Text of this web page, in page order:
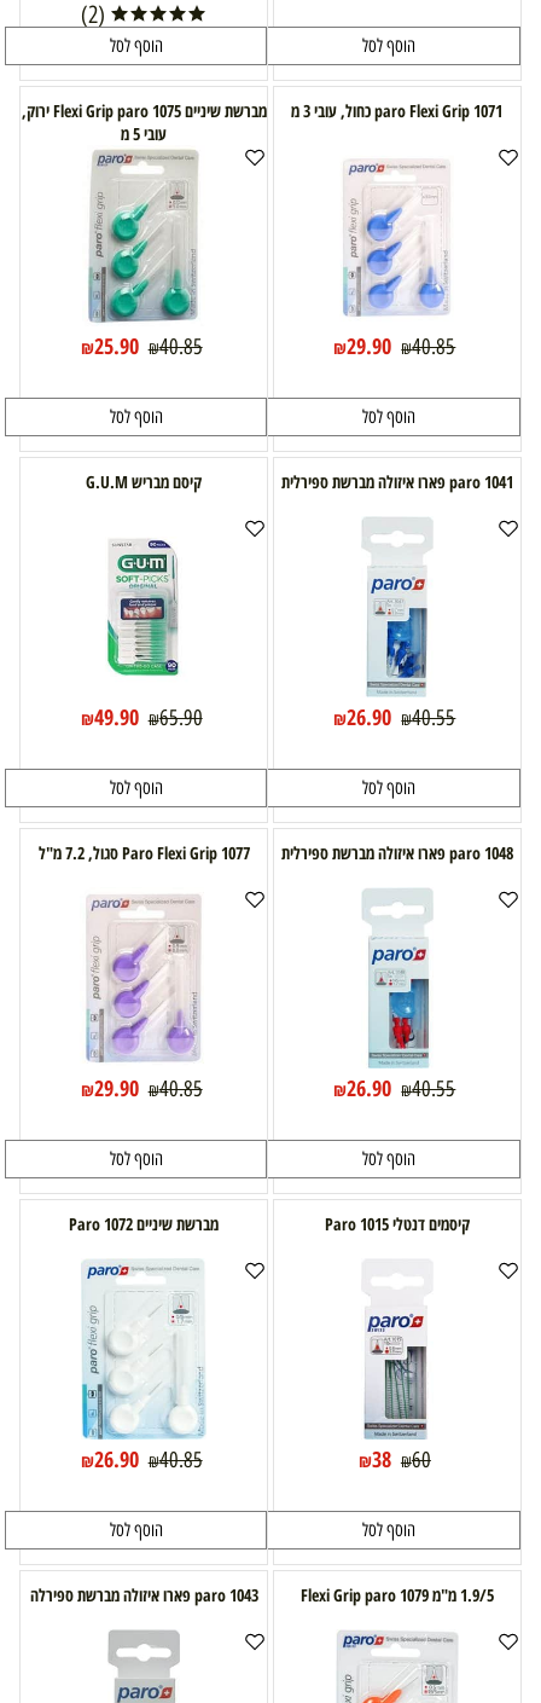
הוסף לסל
(2)
הוסף לסל
1071 paro Flexi Grip כחול, עובי 3 מ
₪40.85
₪29.90
הוסף לסל
מברשת שיניים 1075 Flexi Grip paro ירוק,
עובי 5 מ
₪40.85
₪25.90
הוסף לסל
paro 1041 פארו איזולה מברשת ספירלית
₪40.55
₪26.90
הוסף לסל
קיסם מבריש G.U.M
₪65.90
₪49.90
הוסף לסל
paro 1048 פארו איזולה מברשת ספירלית
₪40.55
₪26.90
הוסף לסל
1077 Paro Flexi Grip סגול, 7.2 מ"ל
₪40.85
₪29.90
הוסף לסל
קיסמים דנטלי 1015 Paro
₪60
₪38
הוסף לסל
מברשת שיניים 1072 Paro
₪40.85
₪26.90
הוסף לסל
1.9/5 מ"מ 1079 Flexi Grip paro paro 1043 פארו איזולה מברשת ספירלה